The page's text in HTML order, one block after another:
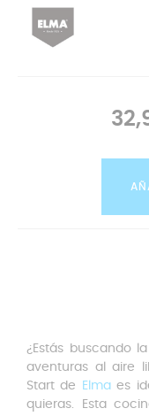
¿Estás buscando
aventuras al aire
Start de
Elmaes
quieras. Esta